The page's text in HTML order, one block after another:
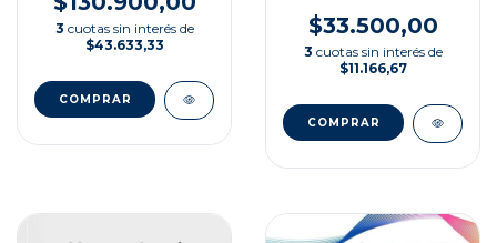
3 cuotas sin interés de
$43.633,33
$33.500,00
3 cuotas sin interés de
$11.166,67